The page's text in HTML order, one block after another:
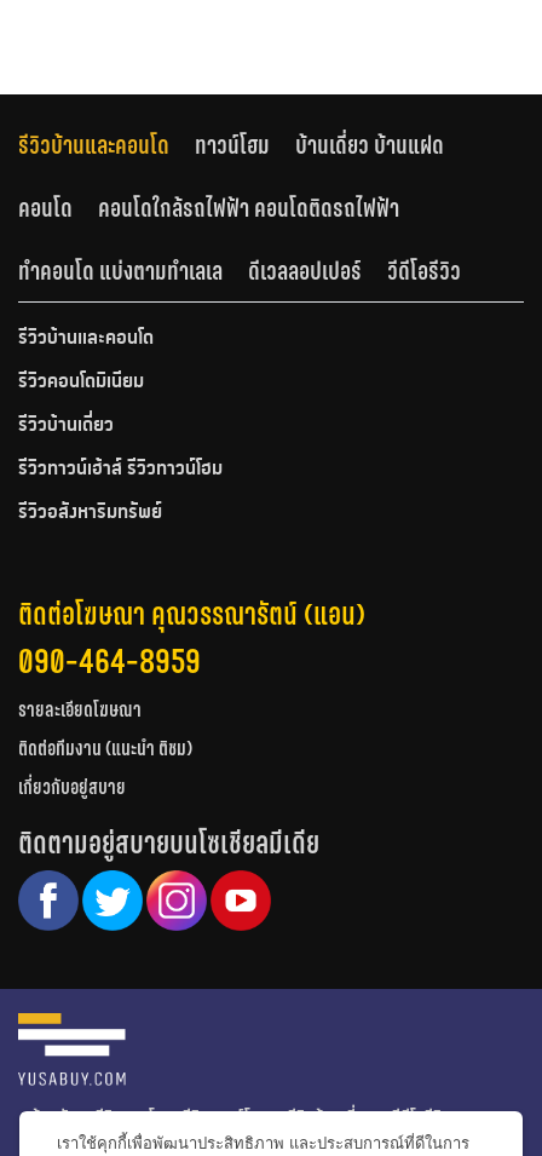
รีวิวบ้านและคอนโด ทาวน์โฮม
บ้านเดี่ยว บ้านแฝด
คอนโด
คอนโดใกล้รถไฟฟ้า คอนโดติดรถไฟฟ้า
ทำคอนโด แบ่งตามทำเลเล
ดีเวลลอปเปอร์ วีดีโอรีวิว
รีวิวบ้านและคอนโด
รีวิวคอนโดมิเนียม
รีวิวบ้านเดี่ยว
รีวิวทาวน์เฮ้าส์ รีวิวทาวน์โฮม
รีวิวอสังหาริมทรัพย์
ติดต่อโฆษณา คุณวรรณารัตน์ (แอน)
090-464-8959
รายละเอียดโฆษณา
ติดต่อทีมงาน (แนะนำ ติชม)
เกี่ยวกับอยู่สบาย
ติดตามอยู่สบายบนโซเชียลมีเดีย
หน้าหลัก รีวิวคอนโด รีวิวทาวน์โฮม รีวิวบ้านเดี่ยว
วีดีโอรีวิว
เราใช้คุกกี้เพื่อพัฒนาประสิทธิภาพ และประสบการณ์ที่ดีในการ